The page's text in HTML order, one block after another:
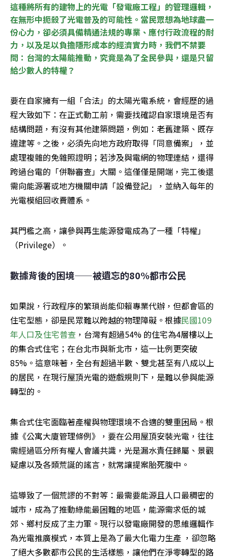
這種將所有的建物上的光電「發電廠工程」的管理邏輯，
在無形中扼殺了光電普及的可能性。當民眾想為地球盡一
份心力，卻必須具備精通法規的專業、應付行政流程的耐
力，以及足以負擔隱形成本的經濟實力時，我們不禁要
問：台灣的太陽能推動，究竟是為了全民參與，還是只留
給少數人的特權？
要在自家擁有一組「合法」的太陽光電系統，會經歷的過
程大致如下：在正式動工前，需要找確認自家環境是否有
結構問題，有沒有其他建築問題，例如：老舊建築、既存
違建等。之後，必須先向地方政府取得「同意備案」，並
處理複雜的免雜照證明；若涉及與電網的物理連結，還得
跨過台電的「併聯審查」大關。這僅僅是開端，完工後還
需向能源署或地方機關申請「設備登記」，並納入每年的
光電模組回收費體系。
其門檻之高，讓參與再生能源發電成為了一種「特權」
（Privilege）。
數據背後的困境——被遺忘的80%都市公民
如果說，行政程序的繁瑣尚能仰賴專業代辦，但都會區的
住宅型態，卻是民眾難以跨越的物理障礙。根據民國109
年人口及住宅普查 ，台灣有超過54% 的住宅為4層樓以上
的集合式住宅；在台北市與新北市，這一比例更突破
85%。這意味著，全台有超過半數、雙北甚至有八成以上
的居民，在現行屋頂光電的遊戲規則下，是難以參與能源
轉型的。
集合式住宅面臨著產權與物理環境不合適的雙重困局。根
據《公寓大廈管理條例》，要在公用屋頂安裝光電，往往
需經過區分所有權人會議共識，光是漏水責任歸屬、景觀
疑慮以及各類荒誕的謠言，就常讓提案胎死腹中。
這導致了一個荒謬的不對等：最需要能源且人口最稠密的
城市，成為了推動綠能最困難的地區，能源需求低的城
郊、鄉村反成了主力軍。現行以發電廠開發的思維邏輯作
為光電推廣模式，本質上是為了最大化電力生產 ，卻忽略
了絕大多數都市公民的生活樣態，讓他們在淨零轉型的路